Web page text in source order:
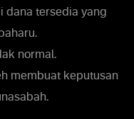
dana tersedia yang
normal.
membuat keputusan